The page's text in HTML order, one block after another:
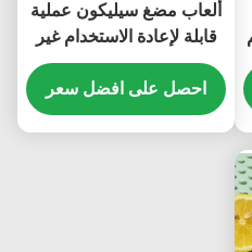
ألعاب مضغ سيليكون عملية
قابلة لإعادة الاستخدام غير
سامة وخفيفة الوزن مقاومة
للماء
احصل على افضل سعر